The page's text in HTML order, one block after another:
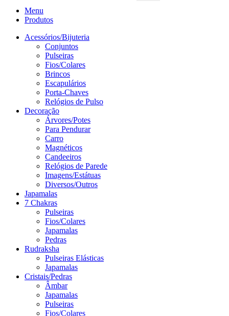
Menu
Produtos
Acessórios/Bijuteria
Conjuntos
Pulseiras
Fios/Colares
Brincos
Escapulários
Porta-Chaves
Relógios de Pulso
Decoração
Árvores/Potes
Para Pendurar
Carro
Magnéticos
Candeeiros
Relógios de Parede
Imagens/Estátuas
Diversos/Outros
Japamalas
7 Chakras
Pulseiras
Fios/Colares
Japamalas
Pedras
Rudraksha
Pulseiras Elásticas
Japamalas
Cristais/Pedras
Âmbar
Japamalas
Pulseiras
Fios/Colares